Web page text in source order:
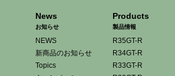
News
お知らせ
NEWS
新商品のお知らせ
Topics
Products
製品情報
R35GT-R
R34GT-R
R33GT-R